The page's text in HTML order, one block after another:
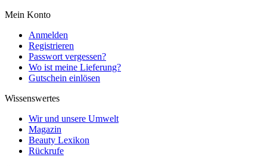
Mein Konto
Anmelden
Registrieren
Passwort vergessen?
Wo ist meine Lieferung?
Gutschein einlösen
Wissenswertes
Wir und unsere Umwelt
Magazin
Beauty Lexikon
Rückrufe